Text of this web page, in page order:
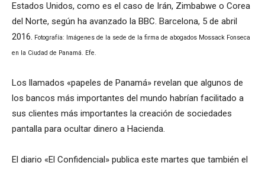
Estados Unidos, como es el caso de Irán, Zimbabwe o Corea
del Norte, según ha avanzado la BBC. Barcelona, 5 de abril
2016. Fotografía: Imágenes de la sede de la firma de abogados Mossack Fonseca
en la Ciudad de Panamá. Efe.
Los llamados «papeles de Panamá» revelan que algunos de
los bancos más importantes del mundo habrían facilitado a
sus clientes más importantes la creación de sociedades
pantalla para ocultar dinero a Hacienda.
El diario «El Confidencial» publica este martes que también el